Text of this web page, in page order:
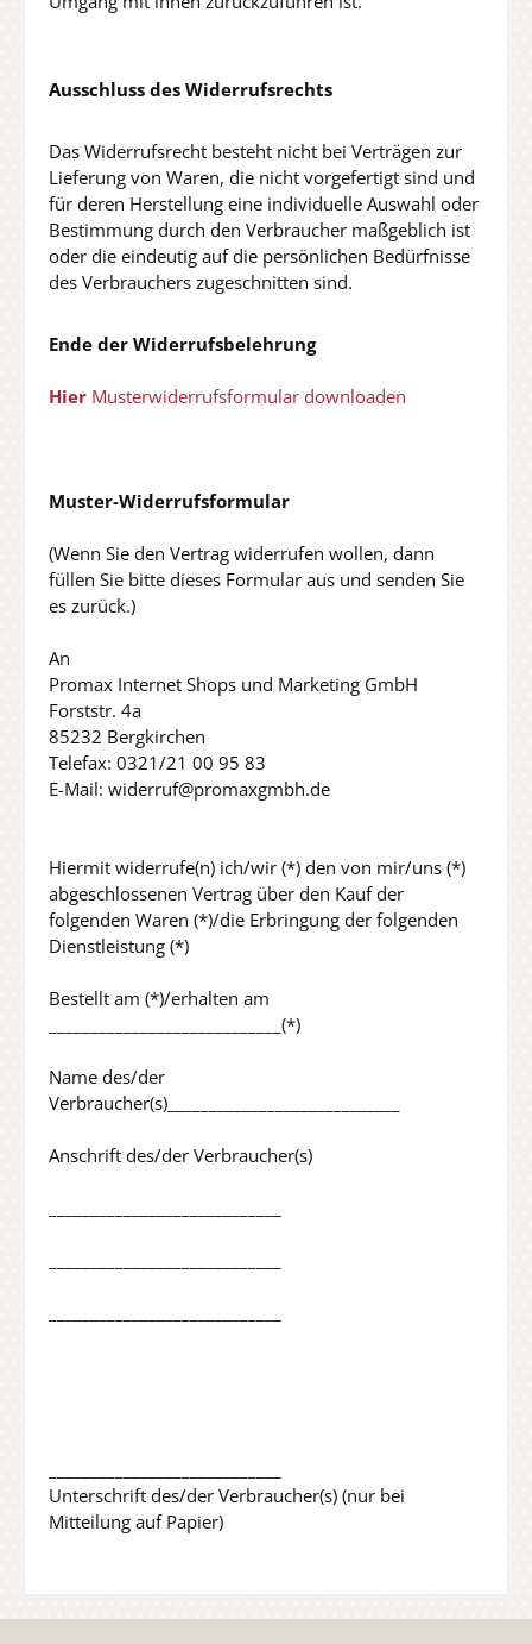
Ausschluss des Widerrufsrechts
Das Widerrufsrecht besteht nicht bei Verträgen zur
Lieferung von Waren, die nicht vorgefertigt sind und
für deren Herstellung eine individuelle Auswahl oder
Bestimmung durch den Verbraucher maßgeblich ist
oder die eindeutig auf die persönlichen Bedürfnisse
des Verbrauchers zugeschnitten sind.
Ende der Widerrufsbelehrung
Hier Musterwiderrufsformular downloaden
Muster-Widerrufsformular
(Wenn Sie den Vertrag widerrufen wollen, dann
füllen Sie bitte dieses Formular aus und senden Sie
es zurück.)
An
Promax Internet Shops und Marketing GmbH
Forststr. 4a
85232 Bergkirchen
Telefax: 0321/21 00 95 83
E-Mail: widerruf@promaxgmbh.de
Hiermit widerrufe(n) ich/wir (*) den von mir/uns (*)
abgeschlossenen Vertrag über den Kauf der
folgenden Waren (*)/die Erbringung der folgenden
Dienstleistung (*)
Bestellt am (*)/erhalten am
____________________________(*)
Name des/der
Verbraucher(s)____________________________
Anschrift des/der Verbraucher(s)
Unterschrift des/der Verbraucher(s) (nur bei
Mitteilung auf Papier)